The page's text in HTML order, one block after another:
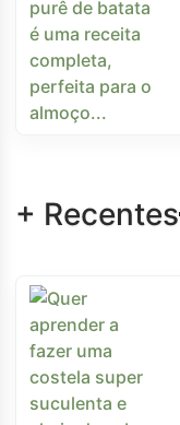
+ Recentes